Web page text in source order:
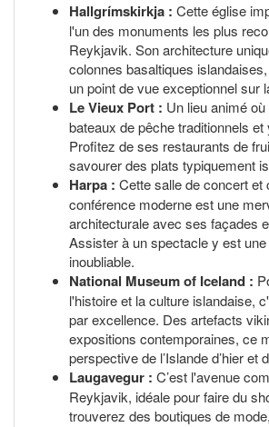
Hallgrímskirkja : Cette église
l'un des monuments les plus
Reykjavik. Son architecture
colonnes basaltiques
un point de vue exceptionnel sur
Le Vieux Port : Un lieu animé
bateaux de pêche traditionnels
Profitez de ses restaurants de
savourer des plats typiquement
Harpa : Cette salle de concert et
conférence moderne est une
architecturale avec ses façades
Assister à un spectacle y est
inoubliable.
National Museum of Iceland :
l'histoire et la culture islandaise,
par excellence. Des artefacts
expositions contemporaines, ce
perspective de l’Islande d’hier et
Laugavegur : C’est l'avenue
Reykjavik, idéale pour faire du
trouverez des boutiques de